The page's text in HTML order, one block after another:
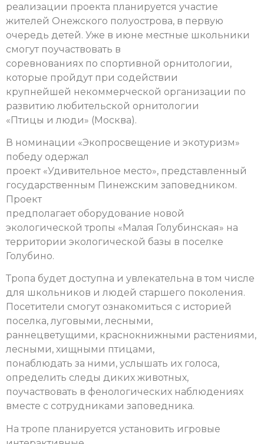
реализации проекта планируется участие
жителей Онежского полуострова, в первую
очередь детей. Уже в июне местные школьники
смогут поучаствовать в
соревнованиях по спортивной орнитологии,
которые пройдут при содействии
крупнейшей некоммерческой организации по
развитию любительской орнитологии
«Птицы и люди» (Москва).
В номинации «Экопросвещение и экотуризм»
победу одержал
проект «Удивительное место», представленный
государственным Пинежским заповедником.
Проект
предполагает оборудование новой
экологической тропы «Малая Голубинская» на
территории экологической базы в поселке
Голубино.
Тропа будет доступна и увлекательна в том числе
для школьников и людей старшего поколения.
Посетители смогут ознакомиться с историей
поселка, луговыми, лесными,
раннецветущими, краснокнижными растениями,
лесными, хищными птицами,
понаблюдать за ними, услышать их голоса,
определить следы диких животных,
поучаствовать в фенологических наблюдениях
вместе с сотрудниками заповедника.
На тропе планируется установить игровые